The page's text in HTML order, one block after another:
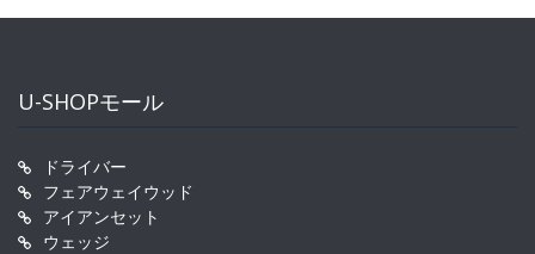
U-SHOPモール
ドライバー
フェアウェイウッド
アイアンセット
ウェッジ